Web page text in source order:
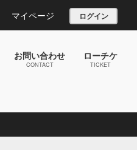
マイページ ログイン
お問い合わせ
CONTACT
ローチケ
TICKET